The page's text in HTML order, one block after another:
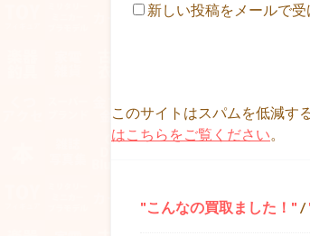
新しい投稿をメールで受
このサイトはスパムを低減す
はこちらをご覧ください。
こんなの買取ました！ /